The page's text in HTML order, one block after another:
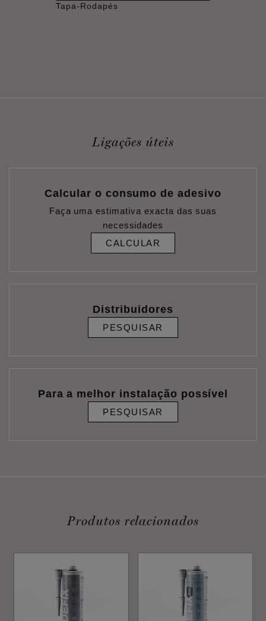
Tapa-Rodapés
Ligações úteis
Calcular o consumo de adesivo
Faça uma estimativa exacta das suas
necessidades
CALCULAR
Distribuidores
PESQUISAR
Para a melhor instalação possível
PESQUISAR
Produtos relacionados